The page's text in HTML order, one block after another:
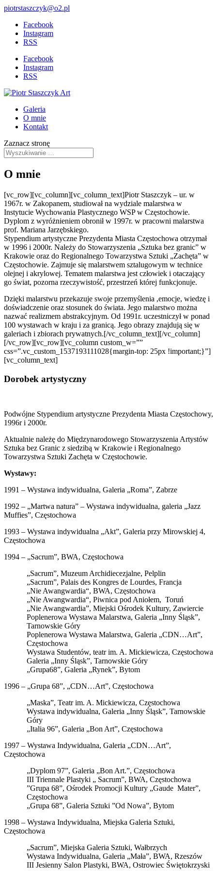
piotrstaszczyk@o2.pl
Facebook
Instagram
RSS
Facebook
Instagram
RSS
Galeria
O mnie
Kontakt
Zaznacz stronę
O mnie
[vc_row][vc_column][vc_column_text]Piotr Staszczyk – ur. w
1967r. w Zakopanem, studiował na wydziale malarstwa w
Instytucie Wychowania Plastycznego WSP w Częstochowie.
Dyplom z wyróżnieniem obronił w 1997r. w pracowni malarstwa
prof. Mariana Jarzębskiego.
Stypendium artystyczne Prezydenta Miasta Częstochowa otrzymał
w 1996 i 2000r. Należy do Stowarzyszenia „Sztuka bez granic” w
Krakowie oraz do Regionalnego Towarzystwa Sztuki „Zachęta” w
Częstochowie. Zajmuje się malarstwem sztalugowym w technice
olejnej i akrylowej. Tematem malarstwa jest człowiek i otaczający
go świat, pozorna rzeczywistość, przestrzeń której funkcjonuje.
Dzięki malarstwu przekazuje swoje przemyślenia ,emocje, wiedzę i
doświadczenie oraz stosunek do świata. Jego malarstwo można
nazwać realizmem abstrakcyjnym. Od 1991r. uczestniczył w ponad
100 wystawach w kraju i za granicą. Jego obrazy znajdują się w
galeriach i zbiorach prywatnych.[/vc_column_text][/vc_column]
[/vc_row][vc_row][vc_column custom_w=””
css=”.vc_custom_1537193111028{margin-top: 25px !important;}”]
[vc_column_text]
Dorobek artystyczny
Podwójne Stypendium artystyczne Prezydenta Miasta Częstochowy,
1996r i 2000r.
Aktualnie należę do Międzynarodowego Stowarzyszenia Artystów
Sztuka bez Granic z siedzibą w Krakowie i Regionalnego
Towarzystwa Sztuki Zachęta w Częstochowie.
Wystawy:
1991 – Wystawa indywidualna, Galeria „Roma”, Zabrze
1992 – „Martwa natura” – Wystawa indywidualna, galeria „Jazz
Muffies”, Częstochowa
1993 – Wystawa indywidualna „Akt”, Galeria przy Mirowskiej 4,
Częstochowa
1994 – „Sacrum”, BWA, Częstochowa
„Sacrum”, Muzeum Archidiecezjalne, Pelplin
„Sacrum”, Palais des Kongres de Lourdes, Francja
„Nie Awangwardia“, BWA, Częstochowa
„Nie Awangwardia“, Piwnica pod Aniołem, Toruń
„Nie Awangwardia”, Miejski Ośrodek Kultury, Zawiercie
Poplenerowa Wystawa Malarstwa, Galeria „Inny Śląsk”,
Tarnowskie Góry
Poplenerowa Wystawa Malarstwa, Galeria „CDN…Art”,
Częstochowa
Wystawa Studentów, teatr im. A. Mickiewicza, Częstochowa
Galeria „Inny Śląsk”, Tarnowskie Góry
„Grupa68”, Galeria „Rynek”, Bytom
1996 – „Grupa 68”, „CDN…Art”, Częstochowa
„Maska”, Teatr im. A. Mickiewicza, Częstochowa
Wystawa indywidualna, Galeria „Inny Śląsk”, Tarnowskie
Góry
„Italia 96”, Galeria „Bon Art”, Częstochowa
1997 – Wystawa Indywidualna, Galeria „CDN…Art”,
Częstochowa
„Dyplom 97”, Galeria „Bon Art.”, Częstochowa
III Triennale Plastyki „ Sacrum”, BWA, Częstochowa
”Grupa 68”, Ośrodek Promocji Kultury „Gaude Mater”,
Częstochowa
„Grupa 68”, Galeria Sztuki ”Od Nowa”, Bytom
1998 – Wystawa Indywidualna, Miejska Galeria Sztuki,
Częstochowa
„Sacrum”, Miejska Galeria Sztuki, Wałbrzych
Wystawa Indywidualna, Galeria „Mała”, BWA, Rzeszów
III Jesienny Salon Plastyki, BWA, Ostrowiec Świętokrzyski